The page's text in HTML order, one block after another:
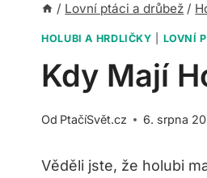
/ Lovní ptáci a drůbež /
HOLUBI A HRDLIČKY LOVNÍ
Kdy Mají
Od PtačíSvět.cz 6. srpna
Věděli jste, že holubi